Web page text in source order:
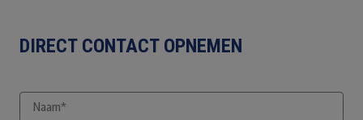
DIRECT CONTACT OPNEMEN